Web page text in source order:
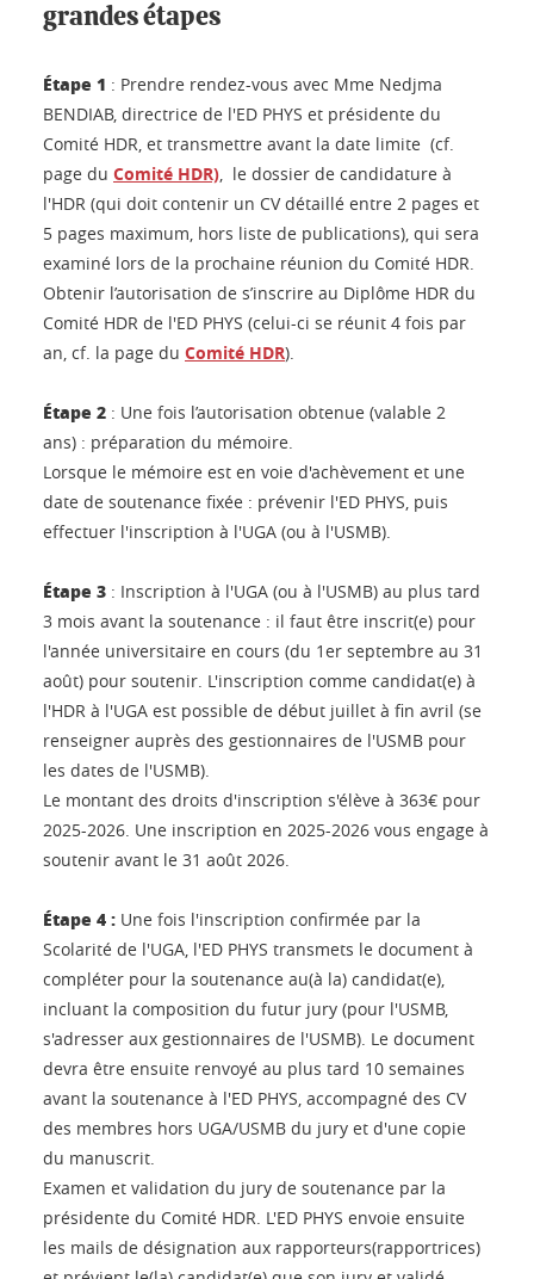
grandes étapes
Étape 1 : Prendre rendez-vous avec Mme Nedjma
BENDIAB, directrice de l'ED PHYS et présidente du
Comité HDR, et transmettre avant la date limite (cf.
page du Comité HDR), le dossier de candidature à
l'HDR (qui doit contenir un CV détaillé entre 2 pages et
5 pages maximum, hors liste de publications), qui sera
examiné lors de la prochaine réunion du Comité HDR.
Obtenir l’autorisation de s’inscrire au Diplôme HDR du
Comité HDR de l'ED PHYS (celui-ci se réunit 4 fois par
an, cf. la page du Comité HDR).
Étape 2 : Une fois l’autorisation obtenue (valable 2
ans) : préparation du mémoire.
Lorsque le mémoire est en voie d'achèvement et une
date de soutenance fixée : prévenir l'ED PHYS, puis
effectuer l'inscription à l'UGA (ou à l'USMB).
Étape 3 : Inscription à l'UGA (ou à l'USMB) au plus tard
3 mois avant la soutenance : il faut être inscrit(e) pour
l'année universitaire en cours (du 1er septembre au 31
août) pour soutenir. L'inscription comme candidat(e) à
l'HDR à l'UGA est possible de début juillet à fin avril (se
renseigner auprès des gestionnaires de l'USMB pour
les dates de l'USMB).
Le montant des droits d'inscription s'élève à 363€ pour
2025-2026. Une inscription en 2025-2026 vous engage à
soutenir avant le 31 août 2026.
Étape 4 : Une fois l'inscription confirmée par la
Scolarité de l'UGA, l'ED PHYS transmets le document à
compléter pour la soutenance au(à la) candidat(e),
incluant la composition du futur jury (pour l'USMB,
s'adresser aux gestionnaires de l'USMB). Le document
devra être ensuite renvoyé au plus tard 10 semaines
avant la soutenance à l'ED PHYS, accompagné des CV
des membres hors UGA/USMB du jury et d'une copie
du manuscrit.
Examen et validation du jury de soutenance par la
présidente du Comité HDR. L'ED PHYS envoie ensuite
les mails de désignation aux rapporteurs(rapportrices)